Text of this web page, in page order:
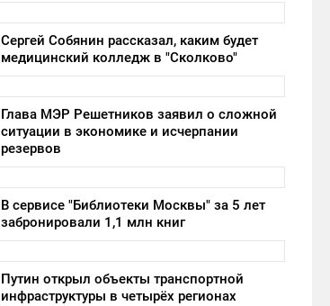
Сергей Собянин рассказал, каким будет
медицинский колледж в "Сколково"
Глава МЭР Решетников заявил о сложной
ситуации в экономике и исчерпании
резервов
В сервисе "Библиотеки Москвы" за 5 лет
забронировали 1,1 млн книг
Путин открыл объекты транспортной
инфраструктуры в четырёх регионах